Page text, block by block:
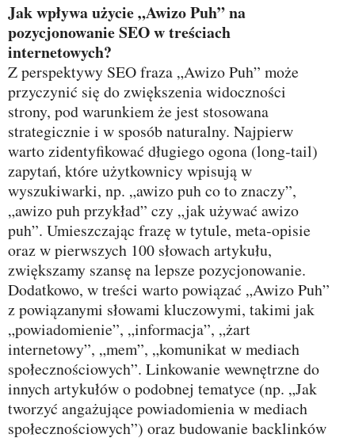
Jak wpływa użycie „Awizo Puh” na
pozycjonowanie SEO w treściach
internetowych?
Z perspektywy SEO fraza „Awizo Puh” może
przyczynić się do zwiększenia widoczności
strony, pod warunkiem że jest stosowana
strategicznie i w sposób naturalny. Najpierw
warto zidentyfikować długiego ogona (long‑tail)
zapytań, które użytkownicy wpisują w
wyszukiwarki, np. „awizo puh co to znaczy”,
„awizo puh przykład” czy „jak używać awizo
puh”. Umieszczając frazę w tytule, meta‑opisie
oraz w pierwszych 100 słowach artykułu,
zwiększamy szansę na lepsze pozycjonowanie.
Dodatkowo, w treści warto powiązać „Awizo Puh”
z powiązanymi słowami kluczowymi, takimi jak
„powiadomienie”, „informacja”, „żart
internetowy”, „mem”, „komunikat w mediach
społecznościowych”. Linkowanie wewnętrzne do
innych artykułów o podobnej tematyce (np. „Jak
tworzyć angażujące powiadomienia w mediach
społecznościowych”) oraz budowanie backlinków